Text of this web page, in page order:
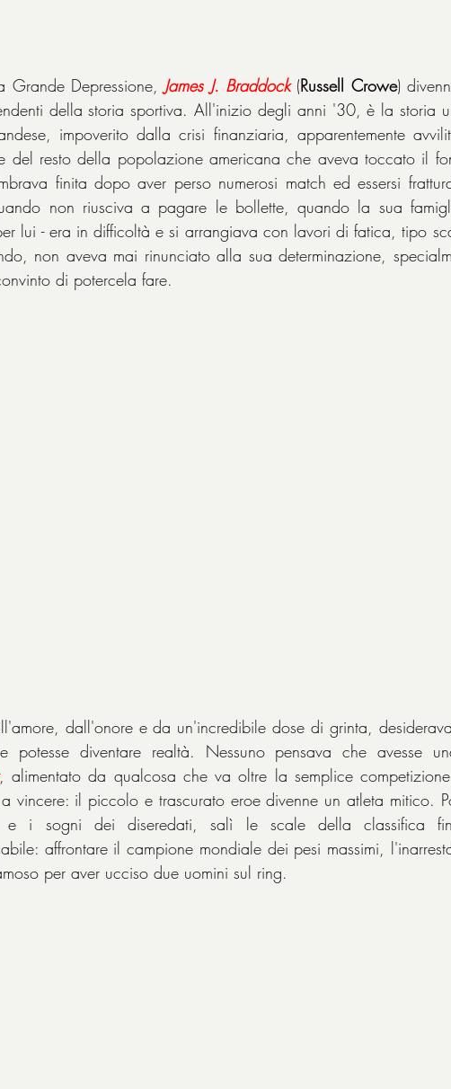
Grande Depressione, James J. Braddock (Russell Crowe)
della storia sportiva. All'inizio degli anni '30, è la storia
impoverito dalla crisi finanziaria, apparentemente
del resto della popolazione americana che aveva toccato il
finita dopo aver perso numerosi match ed essersi
non riusciva a pagare le bollette, quando la sua
lui - era in difficoltà e si arrangiava con lavori di fatica, tipo
non aveva mai rinunciato alla sua determinazione,
di potercela fare.
dall'onore e da un'incredibile dose di grinta,
, alimentato da qualcosa che va oltre la semplice
vincere: il piccolo e trascurato eroe divenne un atleta mitico.
e i sogni dei diseredati, salì le scale della classifica
affrontare il campione mondiale dei pesi massimi,
per aver ucciso due uomini sul ring.